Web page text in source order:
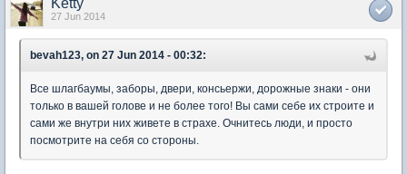
27 Jun 2014
bevah123, on 27 Jun 2014 - 00:32:
Все шлагбаумы, заборы, двери, консьержи, дорожные знаки - они
только в вашей голове и не более того! Вы сами себе их строите и
сами же внутри них живете в страхе. Очнитесь люди, и просто
посмотрите на себя со стороны.